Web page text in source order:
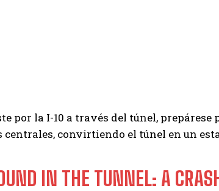
por la I-10 a través del túnel,
centrales, convirtiendo el túnel en un
IN THE TUNNEL: A